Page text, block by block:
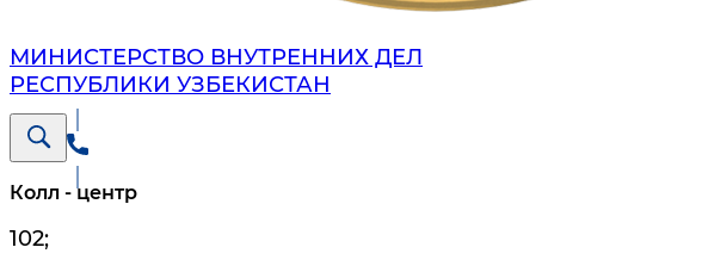
МИНИСТЕРСТВО ВНУТРЕННИХ ДЕЛ
РЕСПУБЛИКИ УЗБЕКИСТАН
Колл - центр
102;